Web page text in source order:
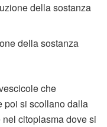
della sostanza
della sostanza
che
poi si scollano dalla
citoplasma dove si